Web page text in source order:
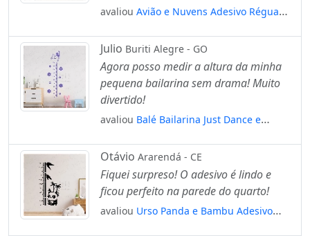
avaliou Avião e Nuvens Adesivo Régua
Altura para Quarto, Porta e Parede
Mod:295
Julio Buriti Alegre - GO
Agora posso medir a altura da minha
pequena bailarina sem drama! Muito
divertido!
avaliou Balé Bailarina Just Dance e
Infantil, Medidor de Altura para Quarto,
Porta e Parede Mod:128
Otávio Ararendá - CE
Fiquei surpreso! O adesivo é lindo e
ficou perfeito na parede do quarto!
avaliou Urso Panda e Bambu Adesivo